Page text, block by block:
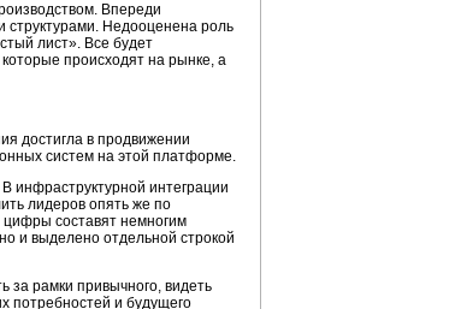
Впереди
структурами. Недооценена роль
лист». Все будет
происходят на рынке, а
достигла в продвижении
систем на этой платформе.
инфраструктурной интеграции
лидеров опять же по
составят немногим
и выделено отдельной строкой
за рамки привычного, видеть
потребностей и будущего